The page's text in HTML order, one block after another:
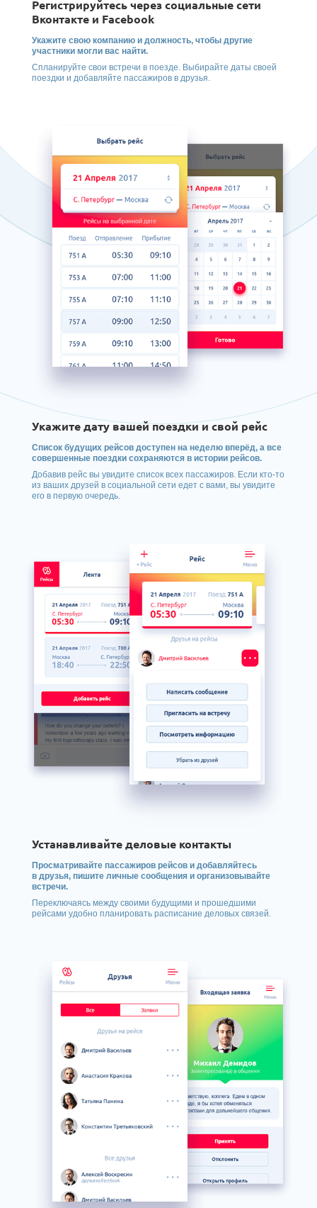
Регистрируйтесь через социальные сети
Вконтакте и Facebook
Укажите свою компанию и должность, чтобы другие
участники могли вас найти.
Спланируйте свои встречи в поезде. Выбирайте даты своей
поездки и добавляйте пассажиров в друзья.
Укажите дату вашей поездки и свой рейс
Список будущих рейсов доступен на неделю вперёд, а все
совершенные поездки сохраняются в истории рейсов.
Добавив рейс вы увидите список всех пассажиров. Если кто-то
из ваших друзей в социальной сети едет с вами, вы увидите
его в первую очередь.
Устанавливайте деловые контакты
Просматривайте пассажиров рейсов и добавляйтесь
в друзья, пишите личные сообщения и организовывайте
встречи.
Переключаясь между своими будущими и прошедшими
рейсами удобно планировать расписание деловых связей.